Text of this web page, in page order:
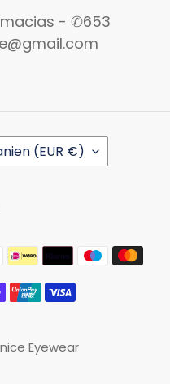
- ✆653
(EUR €)
Eyewear